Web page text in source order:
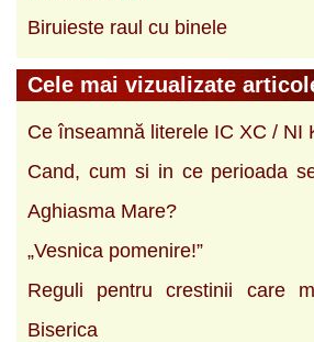
Biruieste raul cu binele
Cele mai vizualizate
Ce înseamnă literele IC XC / NI
Cand, cum si in ce perioada
Aghiasma Mare?
„Vesnica pomenire!”
Reguli pentru crestinii care
Biserica